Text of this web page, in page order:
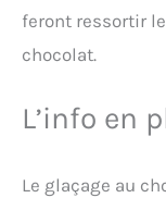
feront ressortir
chocolat.
L’info en
Le glaçage au